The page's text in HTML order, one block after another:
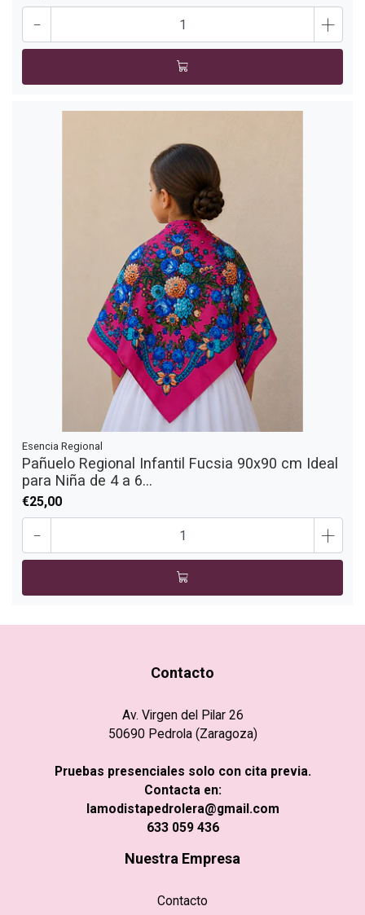
- +
Esencia Regional
Pañuelo Regional Infantil Fucsia 90x90 cm Ideal
para Niña de 4 a 6...
€25,00
- +
Contacto
Av. Virgen del Pilar 26
50690 Pedrola (Zaragoza)
Pruebas presenciales solo con cita previa.
Contacta en:
lamodistapedrolera@gmail.com
633 059 436
Nuestra Empresa
Contacto